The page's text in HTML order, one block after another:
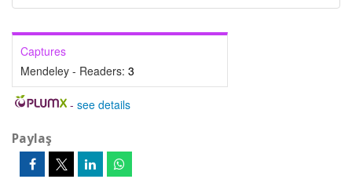
Captures
Mendeley - Readers: 3
- see details
Paylaş